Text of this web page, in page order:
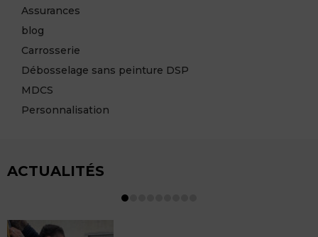
Assurances
blog
Carrosserie
Débosselage sans peinture DSP
MDCS
Personnalisation
ACTUALITÉS